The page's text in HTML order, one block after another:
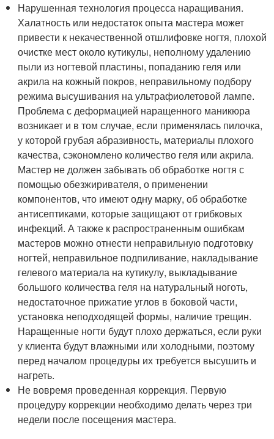
Нарушенная технология процесса наращивания.
Халатность или недостаток опыта мастера может
привести к некачественной отшлифовке ногтя, плохой
очистке мест около кутикулы, неполному удалению
пыли из ногтевой пластины, попаданию геля или
акрила на кожный покров, неправильному подбору
режима высушивания на ультрафиолетовой лампе.
Проблема с деформацией наращенного маникюра
возникает и в том случае, если применялась пилочка,
у которой грубая абразивность, материалы плохого
качества, сэкономлено количество геля или акрила.
Мастер не должен забывать об обработке ногтя с
помощью обезжиривателя, о применении
компонентов, что имеют одну марку, об обработке
антисептиками, которые защищают от грибковых
инфекций. А также к распространенным ошибкам
мастеров можно отнести неправильную подготовку
ногтей, неправильное подпиливание, накладывание
гелевого материала на кутикулу, выкладывание
большого количества геля на натуральный ноготь,
недостаточное прижатие углов в боковой части,
установка неподходящей формы, наличие трещин.
Наращенные ногти будут плохо держаться, если руки
у клиента будут влажными или холодными, поэтому
перед началом процедуры их требуется высушить и
нагреть.
Не вовремя проведенная коррекция. Первую
процедуру коррекции необходимо делать через три
недели после посещения мастера.